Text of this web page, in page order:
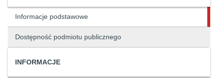
Informacje podstawowe
Dostępność podmiotu publicznego
INFORMACJE